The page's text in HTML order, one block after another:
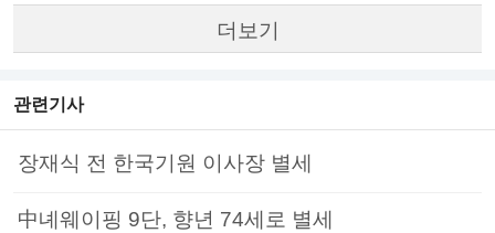
더보기
관련기사
장재식 전 한국기원 이사장 별세
中녜웨이핑 9단, 향년 74세로 별세